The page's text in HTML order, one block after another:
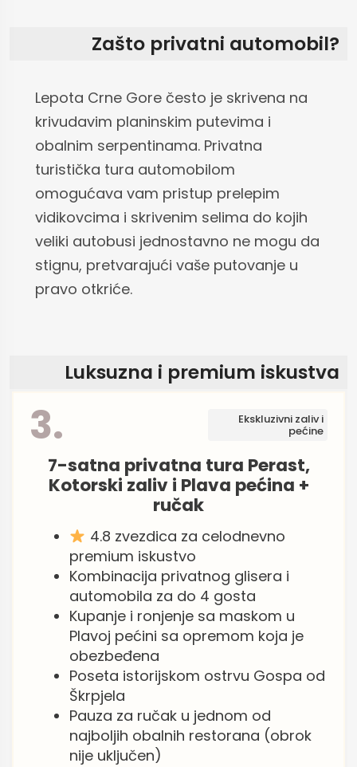
Zašto privatni automobil?
Lepota Crne Gore često je skrivena na
krivudavim planinskim putevima i
obalnim serpentinama. Privatna
turistička tura automobilom
omogućava vam pristup prelepim
vidikovcima i skrivenim selima do kojih
veliki autobusi jednostavno ne mogu da
stignu, pretvarajući vaše putovanje u
pravo otkriće.
Luksuzna i premium iskustva
3. Ekskluzivni zaliv i
pećine
7-satna privatna tura Perast,
Kotorski zaliv i Plava pećina +
ručak
4.8 zvezdica za celodnevno
premium iskustvo
Kombinacija privatnog glisera i
automobila za do 4 gosta
Kupanje i ronjenje sa maskom u
Plavoj pećini sa opremom koja je
obezbeđena
Poseta istorijskom ostrvu Gospa od
Škrpjela
Pauza za ručak u jednom od
najboljih obalnih restorana (obrok
nije uključen)